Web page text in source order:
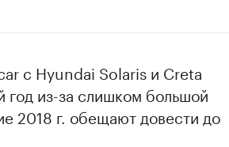
с Hyundai Solaris и Creta
из-за слишком большой
2018 г. обещают довести до